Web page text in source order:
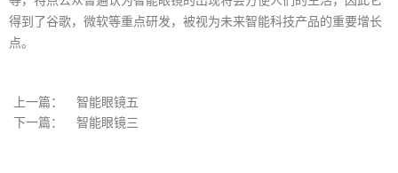
得到了谷歌，微软等重点研发，被视为未来智能科技产品的重要增长
点。
上一篇：
智能眼镜五
下一篇：
智能眼镜三